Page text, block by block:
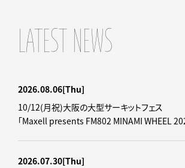
LATEST NEWS
2026.08.06[Thu]
10/12(月祝)大阪の大型サーキットフェス
「Maxell presents FM802 MINAMI WHEEL
2026.07.30[Thu]